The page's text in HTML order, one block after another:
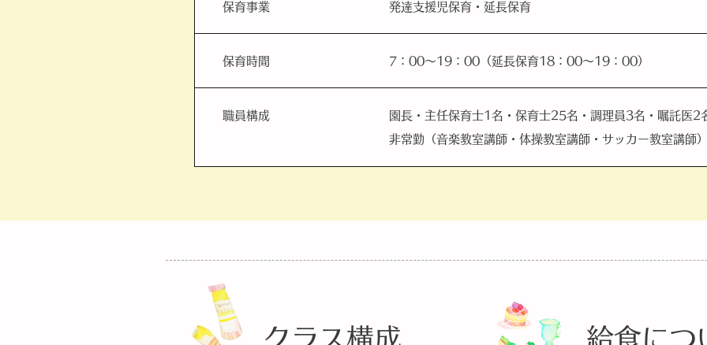
保育事業 発達支援児保育・延長保育
保育時間 7：00～19：00（延長保育18：00～19：00）
職員構成
園長・主任保育士1名・保育士25名・調理員3名・嘱託医2
非常勤（音楽教室講師・体操教室講師・サッカー教室講師
クラス構成 給食につ